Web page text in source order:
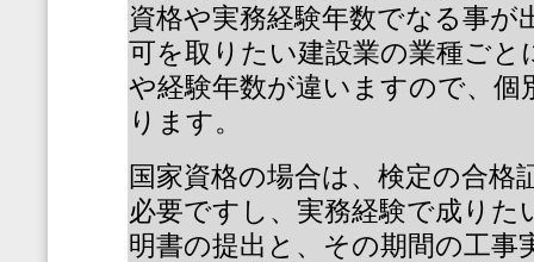
資格や実務経験年数でなる事が
可を取りたい建設業の業種ごと
や経験年数が違いますので、個
ります。
国家資格の場合は、検定の合格
必要ですし、実務経験で成りた
明書の提出と、その期間の工事